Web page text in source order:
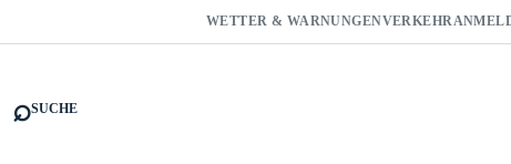
WETTER & WARNUNGENVERKEHR
⌕SUCHE